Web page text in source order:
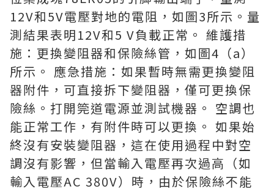
12V和5V電壓對地的電阻，如圖3所示。量
測結果表明12V和5 V負載正常。 維護措
施：更換變阻器和保險絲管，如圖4（a）
所示。 應急措施：如果暫時無需更換變阻
器附件，可直接拆下變阻器，僅可更換保
險絲。打開筦道電源並測試機器。 空調也
能正常工作，有附件時可以更換。 如果始
終沒有安裝變阻器，這在使用過程中對空
調沒有影響，但當輸入電壓再次過高（如
輸入電壓AC 380V）時，由於保險絲不能